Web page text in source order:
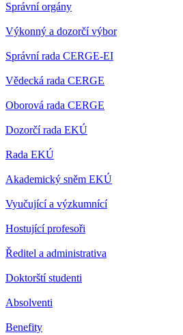
Správní orgány
Výkonný a dozorčí výbor
Správní rada CERGE-EI
Vědecká rada CERGE
Oborová rada CERGE
Dozorčí rada EKÚ
Rada EKÚ
Akademický sněm EKÚ
Vyučující a výzkumnící
Hostující profesoři
Ředitel a administrativa
Doktorští studenti
Absolventi
Benefity